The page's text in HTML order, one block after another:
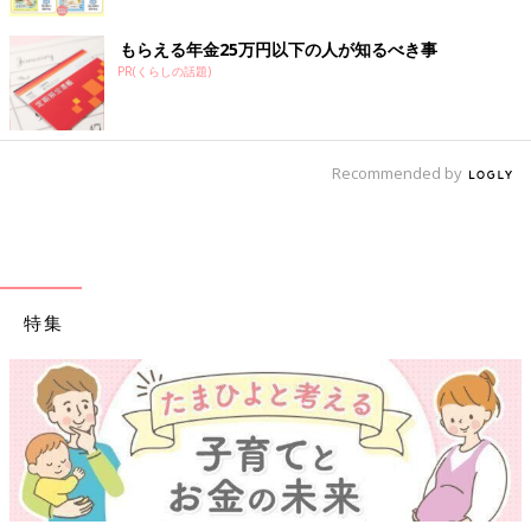
もらえる年金25万円以下の人が知るべき事
PR(くらしの話題)
Recommended by
特集